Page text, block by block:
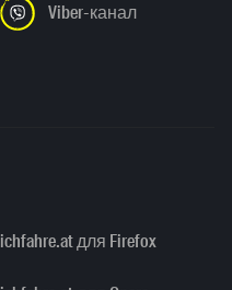
Viber-канал
ichfahre.at для Firefox